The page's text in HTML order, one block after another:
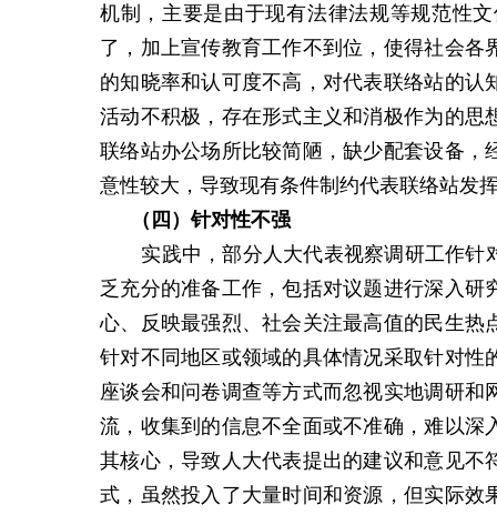
机制，主要是由于现有法律法规等规范性
了，加上宣传教育工作不到位，使得社会
的知晓率和认可度不高，对代表联络站的
活动不积极，存在形式主义和消极作为的
联络站办公场所比较简陋，缺少配套设备
意性较大，导致现有条件制约代表联络站发
（四）针对性不强
实践中，部分人大代表视察调研工作
乏充分的准备工作，包括对议题进行深入
心、反映最强烈、社会关注最高值的民生
针对不同地区或领域的具体情况采取针对
座谈会和问卷调查等方式而忽视实地调研
流，收集到的信息不全面或不准确，难以
其核心，导致人大代表提出的建议和意见
式，虽然投入了大量时间和资源，但实际